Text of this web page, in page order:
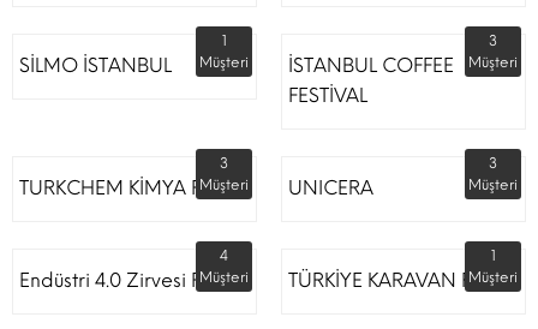
SİLMO İSTANBUL
1
Müşteri
İSTANBUL COFFEE
FESTİVAL
3
Müşteri
TURKCHEM KİMYA FUARI
3
Müşteri
UNICERA
3
Müşteri
Endüstri 4.0 Zirvesi Fuarı
4
Müşteri
TÜRKİYE KARAVAN FUARI
1
Müşteri